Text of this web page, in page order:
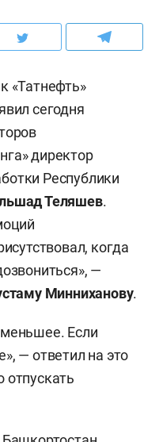
«Татнефть»
сегодня
директор
Республики
Теляшев.
когда
—
Минниханову.
Если
— ответил на это